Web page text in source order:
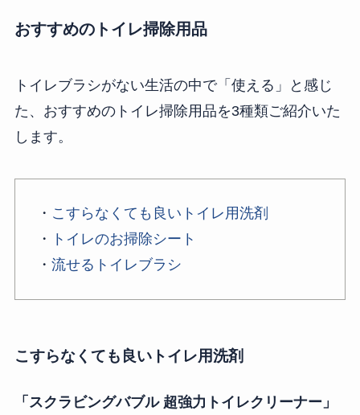
おすすめのトイレ掃除用品
トイレブラシがない生活の中で「使える」と感じ
た、おすすめのトイレ掃除用品を3種類ご紹介いた
します。
・ こすらなくても良いトイレ用洗剤
・
トイレのお掃除シート
・ 流せるトイレブラシ
こすらなくても良いトイレ用洗剤
「スクラビングバブル 超強力トイレクリーナー」